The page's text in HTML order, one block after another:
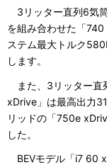
3リッター直列6気
を組み合わせた「
ステム最大トルク
します。
また、3リッター直
xDrive」は最高出力
リッドの「750e
した。
BEVモデル「i7 60